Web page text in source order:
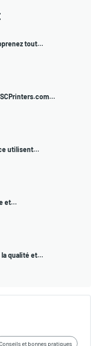
tout…
utilisent…
et…
la qualité et…
et bonnes pratiques